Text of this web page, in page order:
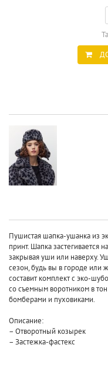
Пушистая шапка-ушанка из
принт. Шапка застегивается
закрывая уши или наверху.
сезон, будь вы в городе
составит комплект с эко-
со съемным воротником в
бомберами и пуховиками.
Описание:
– Отворотный козырек
– Застежка-фастекс